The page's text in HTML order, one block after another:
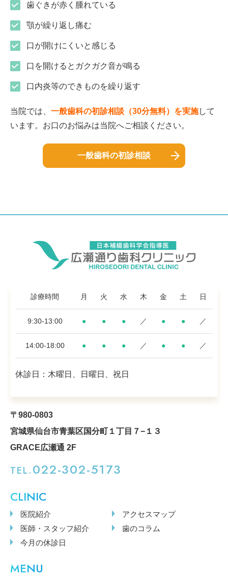
歯ぐきが赤く腫れている
顎が繰り返し痛む
口が開けにくいと感じる
口を開けるとガクガク音が鳴る
口内炎等のできものを繰り返す
当院では、 一般歯科の初診相談（30分無料）を実施して
います。お口のお悩みは当院へご相談ください。
一般歯科の初診相談
診療時間 月 火 水 木 金 土 日
9:30-13:00 ● ● ● ／ ● ● ／
14:00-18:00 ● ● ● ／ ● ● ／
休診日：木曜日、日曜日、祝日
〒980-0803
宮城県仙台市青葉区国分町１丁目７−１３
GRACE広瀬通 2F
TEL.022-302-5173
CLINIC
医院紹介
アクセスマップ
医師・スタッフ紹介
歯のコラム
今月の休診日
MENU